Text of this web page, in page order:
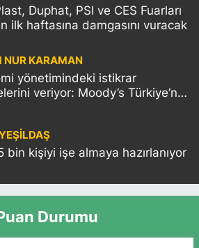
Duphat, PSI ve CES Fuarları
ilk haftasına damgasını vuracak
NUR KARAMAN
yönetimindeki istikrar
veriyor: Moody’s Türkiye’nin
bin kişiyi işe almaya hazırlanıyor
Durumu